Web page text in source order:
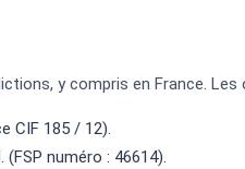
y compris en France.
CIF 185 / 12).
numéro : 46614).